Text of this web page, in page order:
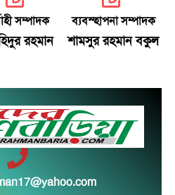
খোঁজে বিসিবি
তালিকা প্রস্তুত করা হচ্ছে:
মুখোমুখি সংঘর্ষে নিহত ৯
আহত অভিনেত্রী মৌসুমী মৌ
সম্পাদক
রহমান
ব্যবস্হাপনা সম্পাদক
শামসুর রহমান বকুল